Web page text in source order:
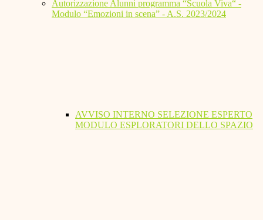
Autorizzazione Alunni programma “Scuola Viva“ -
Modulo “Emozioni in scena” - A.S. 2023/2024
AVVISO INTERNO SELEZIONE ESPERTO
MODULO ESPLORATORI DELLO SPAZIO